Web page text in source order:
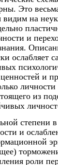
Это
видим на
и
ослабляет
и
из
степени
и
роли